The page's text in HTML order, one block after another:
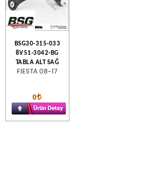
BSG30-315-033
8V51-3042-BG
TABLA ALT SAĞ
FIESTA 08-17
0